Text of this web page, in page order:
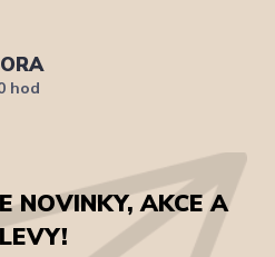
hod
NOVINKY, AKCE A